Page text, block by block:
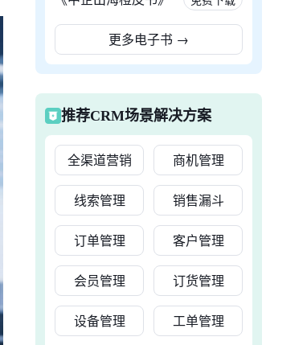
更多电子书 →
推荐CRM场景解决方案
全渠道营销 商机管理
线索管理 销售漏斗
订单管理 客户管理
会员管理 订货管理
设备管理 工单管理